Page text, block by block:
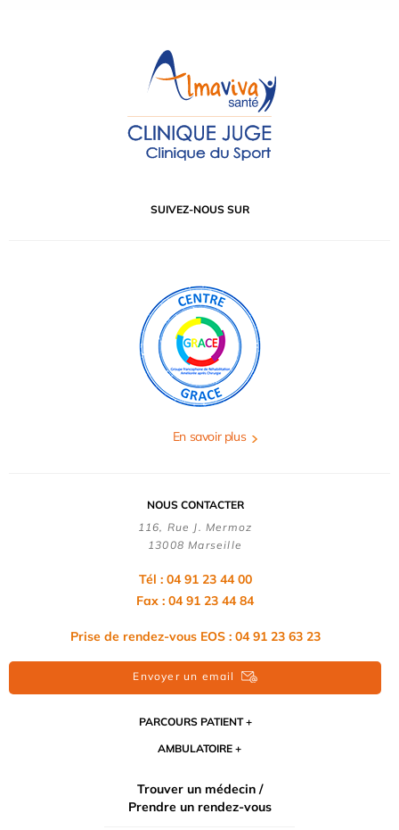
SUIVEZ-NOUS SUR
En savoir plus
NOUS CONTACTER
116, Rue J. Mermoz
13008 Marseille
Tél : 04 91 23 44 00
Fax : 04 91 23 44 84
Prise de rendez-vous EOS : 04 91 23 63 23
Envoyer un email
PARCOURS PATIENT
AMBULATOIRE
Trouver un médecin /
Prendre un rendez-vous